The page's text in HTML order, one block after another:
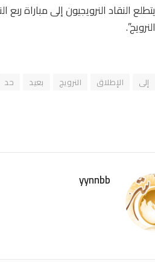
يتطلع النقاد النرويجيون إلى مباراة
النرويج”.
إلى الإطلاق النرويج بعيد حد
yynnbb